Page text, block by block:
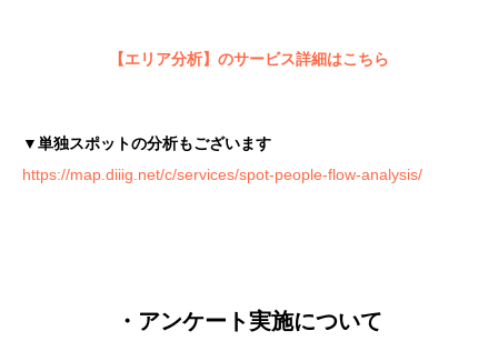
【エリア分析】のサービス詳細はこちら
▼単独スポットの分析もございます
https://map.diiig.net/c/services/spot-people-flow-analysis/
・アンケート実施について